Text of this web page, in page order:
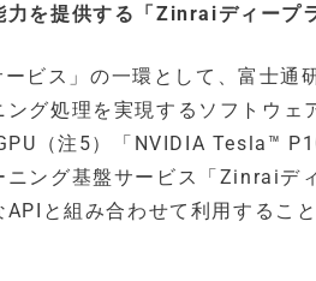
を提供する「Zinraiディープ
ビス」の一環として、富士
グ処理を実現するソフトウ
（注5）「NVIDIA Tesla™
ング基盤サービス「Zinraiデ
と組み合わせて利用するこ